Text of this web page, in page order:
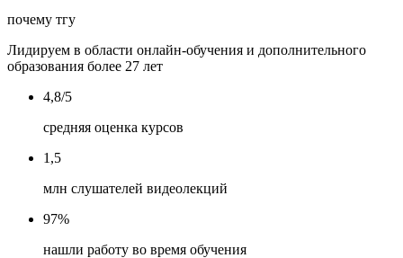
почему тгу
Лидируем в области онлайн-обучения и дополнительного
образования более 27 лет
4,8/5
средняя оценка курсов
1,5
млн слушателей видеолекций
97%
нашли работу во время обучения